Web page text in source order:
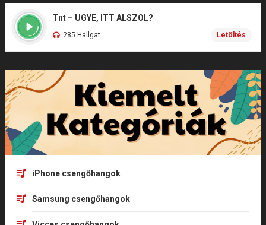
Tnt – UGYE, ITT ALSZOL?
285 Hallgat Letöltés
iPhone csengőhangok
Samsung csengőhangok